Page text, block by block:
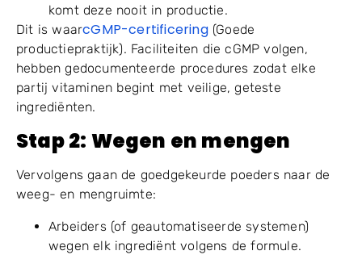
komt deze nooit in productie.
Dit is waarcGMP-certificering(Goede
productiepraktijk). Faciliteiten die cGMP volgen,
hebben gedocumenteerde procedures zodat elke
partij vitaminen begint met veilige, geteste
ingrediënten.
Stap2: Wegen en mengen
Vervolgens gaan de goedgekeurde poeders naar de
weeg- en mengruimte:
Arbeiders (of geautomatiseerde systemen)
wegen elk ingrediënt volgens de formule.